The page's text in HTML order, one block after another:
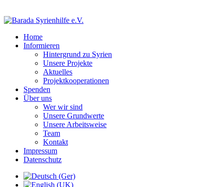
Home
Informieren
Hintergrund zu Syrien
Unsere Projekte
Aktuelles
Projektkooperationen
Spenden
Über uns
Wer wir sind
Unsere Grundwerte
Unsere Arbeitsweise
Team
Kontakt
Impressum
Datenschutz